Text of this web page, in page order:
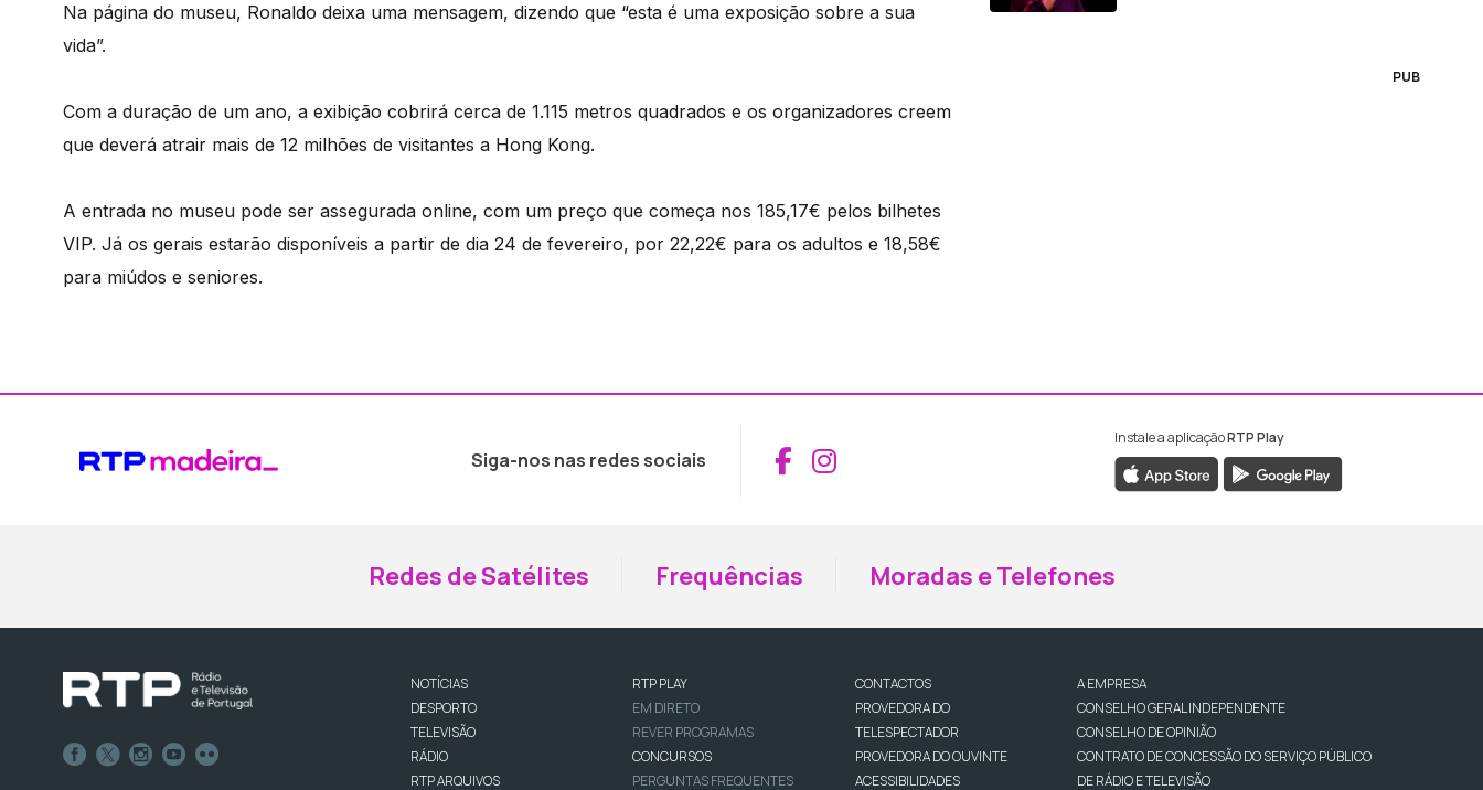
Na página do museu, Ronaldo deixa uma mensagem, dizendo que “esta é uma exposição sobre a sua
vida”.
Com a duração de um ano, a exibição cobrirá cerca de 1.115 metros quadrados e os organizadores creem
que deverá atrair mais de 12 milhões de visitantes a Hong Kong.
A entrada no museu pode ser assegurada online, com um preço que começa nos 185,17€ pelos bilhetes
VIP. Já os gerais estarão disponíveis a partir de dia 24 de fevereiro, por 22,22€ para os adultos e 18,58€
para miúdos e seniores.
PUB
Siga-nos nas redes sociais Aceder ao Facebook da RTP Madeira
Aceder ao Instagram da RTP Madeira
Instale a aplicaçãoRTP Play
Redes de Satélites Frequências Moradas e Telefones
NOTÍCIAS
DESPORTO
TELEVISÃO
RÁDIO
RTP ARQUIVOS
RTP PLAY
EM DIRETO
REVER PROGRAMAS
CONCURSOS
PERGUNTAS FREQUENTES
CONTACTOS
PROVEDORA DO
TELESPECTADOR
PROVEDORA DO OUVINTE
ACESSIBILIDADES
A EMPRESA
CONSELHO GERAL INDEPENDENTE
CONSELHO DE OPINIÃO
CONTRATO DE CONCESSÃO DO SERVIÇO PÚBLICO
DE RÁDIO E TELEVISÃO